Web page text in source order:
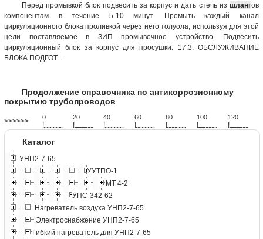
Перед промывкой блок подвесить за корпус и дать стечь из шлангов
компонентам в течение 5-10 минут. Промыть каждый канал
циркуляционного блока проливкой через него толуола, используя для этой
цели поставляемое в ЗИП промывочное устройство. Подвесить
циркуляционный блок за корпус для просушки. 17.3. ОБСЛУЖИВАНИЕ
БЛОКА ПОДГОТ...
Продолжение справочника по антикоррозионному
покрытию трубопроводов
>>>>>> 0
!...................
20
!...................
40
!...................
60
!...................
80
!...................
100
!...................
120
!...................
Каталог
УНП2-7-65
УУТПО-1
МТ 4-2
УПС-342-62
Нагреватель воздуха УНП2-7-65
Электроснабжение УНП2-7-65
Гибкий нагреватель для УНП2-7-65